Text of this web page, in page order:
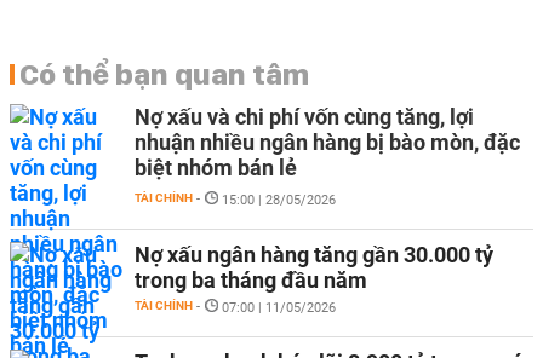
Có thể bạn quan tâm
Nợ xấu và chi phí vốn cùng tăng, lợi
nhuận nhiều ngân hàng bị bào mòn, đặc
biệt nhóm bán lẻ
TÀI CHÍNH - 15:00 | 28/05/2026
Nợ xấu ngân hàng tăng gần 30.000 tỷ
trong ba tháng đầu năm
TÀI CHÍNH - 07:00 | 11/05/2026